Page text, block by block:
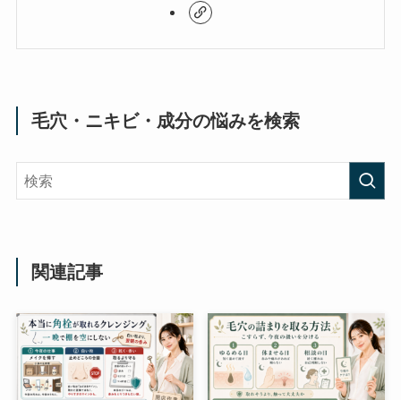
毛穴・ニキビ・成分の悩みを検索
関連記事